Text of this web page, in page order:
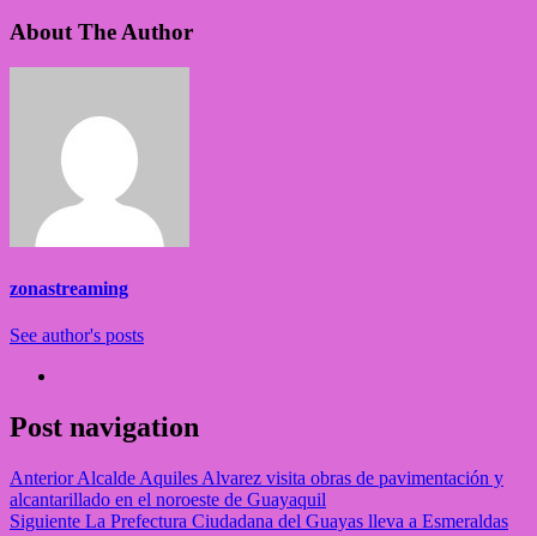
About The Author
zonastreaming
See author's posts
Post navigation
AnteriorAlcalde Aquiles Alvarez visita obras de pavimentación y
alcantarillado en el noroeste de Guayaquil
Siguiente La Prefectura Ciudadana del Guayas lleva a Esmeraldas